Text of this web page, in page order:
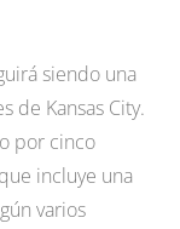
siendo una
de Kansas City.
por cinco
incluye una
varios